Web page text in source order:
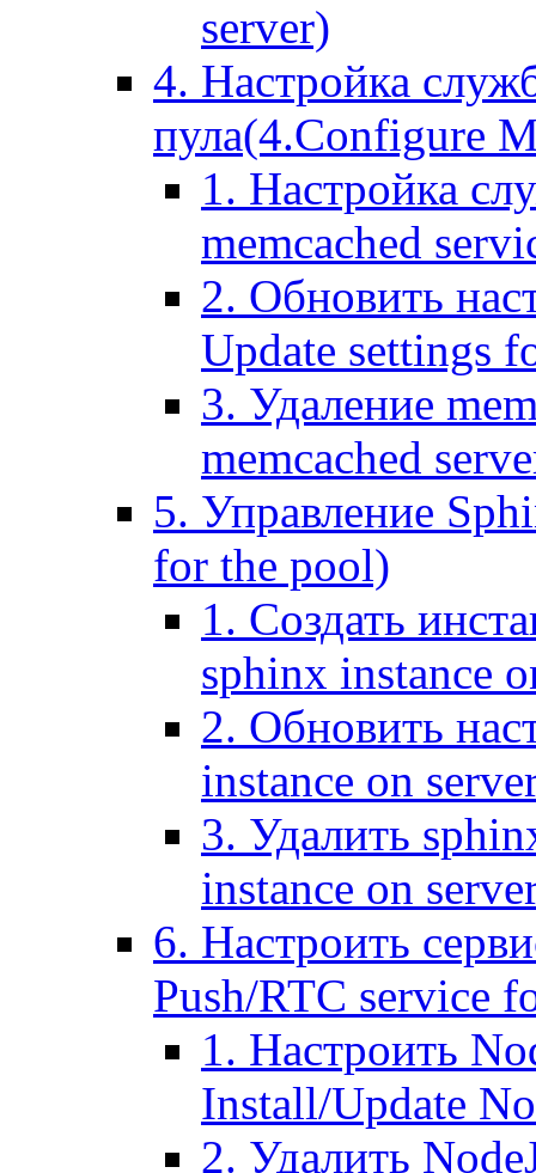
server)
4. Настройка
пула(4.Configure
1. Настройка
memcached
2. Обновить
Update settings
3. Удаление
memcached
5. Управление
for the pool)
1. Создать
sphinx instance
2. Обновить
instance on
3. Удалить
instance on
6. Настроить
Push/RTC service
1. Настроить
Install/Update
2. Удалить